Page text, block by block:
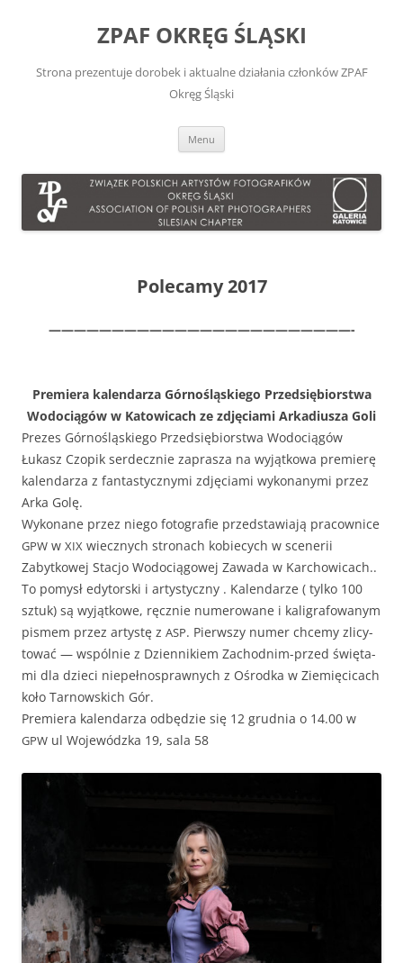
ZPAF OKRĘG ŚLĄSKI
Strona prezentuje dorobek i aktualne działania członków ZPAF
Okręg Śląski
Menu
Polecamy 2017
————————————————————————-
Pre­miera kalen­darza Górnośląskiego Przed­siębiorstwa
Wodociągów w Katow­icach ze zdję­ci­a­mi Arka­diusza Goli
Prezes Górnośląskiego Przed­siębiorstwa Wodociągów
Łukasz Czopik serdecznie zaprasza na wyjątkowa pre­mierę
kalen­darza z fan­tasty­czny­mi zdję­ci­a­mi wyko­nany­mi przez
Arka Golę.
Wyko­nane przez niego fotografie przed­staw­ia­ją pra­cown­ice
GPW w XIX wiecznych stronach kobiecych w scener­ii
Zabytkowej Stacjo Wodocią­gowej Zawa­da w Karchowicach..
To pomysł edy­tors­ki i artysty­czny . Kalen­darze ( tylko 100
sztuk) są wyjątkowe, ręcznie numerowane i kaligrafowanym
pis­mem przez artys­tę z ASP. Pier­wszy numer chce­my zli­cy­
tować — wspól­nie z Dzi­en­nikiem Zachod­nim-przed świę­ta­
mi dla dzieci niepełnosprawnych z Ośrod­ka w Ziemię­ci­cach
koło Tarnows­kich Gór.
Pre­miera kalen­darza odbędzie się 12 grud­nia o 14.00 w
GPW ul Wojew­ódz­ka 19, sala 58